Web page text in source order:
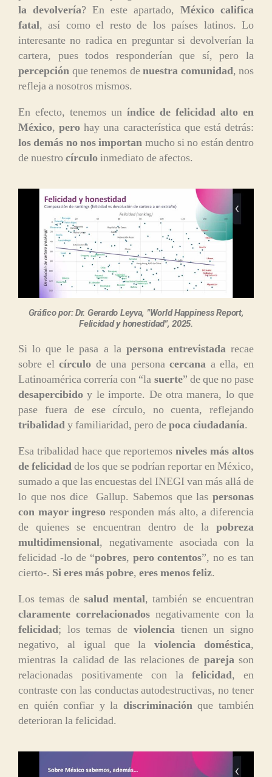
la devolvería? En este apartado, México califica
fatal, así como el resto de los países latinos. Lo
interesante no radica en preguntar si devolverían la
cartera, pues todos responderían que sí, pero la
percepción que tenemos denuestra comunidad, nos
refleja a nosotros mismos.
En efecto, tenemos un índice de felicidad alto en
México,pero hay una característica que está detrás:
los demás no nos importan mucho si no están dentro
de nuestrocírculoinmediato de afectos.
Gráfico por: Dr. Gerardo Leyva, "World Happiness Report,
Felicidad y honestidad", 2025.
Si lo que le pasa a la persona entrevistadarecae
sobre elcírculo de una personacercana a ella, en
Latinoamérica correría con “la suerte” de que no pase
desapercibido y le importe. De otra manera, lo que
pase fuera de ese círculo, no cuenta, reflejando
tribalidady familiaridad, pero depoca ciudadanía.
Esa tribalidad hace que reportemosniveles más altos
de felicidadde los que se podrían reportar en México,
sumado a que las encuestas del INEGI van más allá de
lo que nos dice Gallup. Sabemos que las personas
con mayor ingreso responden más alto, a diferencia
de quienes se encuentran dentro de la pobreza
multidimensional, negativamente asociada con la
felicidad -lo de “pobres, pero contentos”, no es tan
cierto-. Si eres más pobre, eres menos feliz.
Los temas de salud mental, también se encuentran
claramente correlacionados negativamente con la
felicidad; los temas de violenciatienen un signo
negativo, al igual que laviolencia doméstica,
mientras la calidad de las relaciones de parejason
relacionadas positivamente con la felicidad, en
contraste con las conductas autodestructivas, no tener
en quién confiar y la discriminaciónque también
deterioran la felicidad.